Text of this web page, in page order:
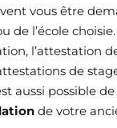
vous être
de l’école
l’attestation
de
aussi possible de
de votre